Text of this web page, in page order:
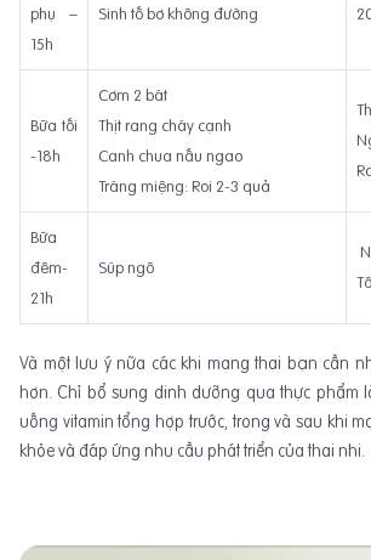
phụ –
15h
Sinh tố bơ không đường
Bữa tối
-18h
Cơm 2 bát
Thịt rang cháy cạnh
Canh chua nấu ngao
Tráng miệng: Roi 2-3 quả
Bữa
đêm-
21h
Súp ngô
Và một lưu ý nữa các khi mang thai bạn cần
hơn. Chỉ bổ sung dinh dưỡng qua thực phẩm
uống vitamin tổng hợp trước, trong và sau khi
khỏe và đáp ứng nhu cầu phát triển của thai nhi.